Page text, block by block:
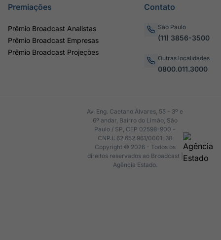
Premiações
Prêmio Broadcast Analistas
Prêmio Broadcast Empresas
Prêmio Broadcast Projeções
Contato
São Paulo
(11) 3856-3500
Outras localidades
0800.011.3000
Av. Eng. Caetano Álvares, 55 - 3º e
6º andar, Bairro do Limão, São
Paulo / SP, CEP 02598-900 -
CNPJ: 62.652.961/0001-38
Copyright © 2026 - Todos os
direitos reservados ao Broadcast |
Agência Estado.